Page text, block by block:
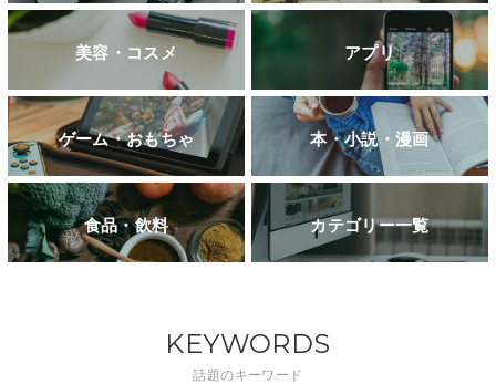
美容・コスメ アプリ
ゲーム・おもちゃ 本・小説・漫画
食品・飲料 カテゴリー一覧
KEYWORDS
話題のキーワード